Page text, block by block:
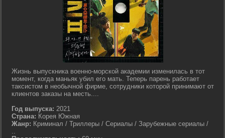
Жизнь выпускника военно-морской академии изменилась в тот
момент, когда маньяк убил его мать. Теперь парень работает
таксистом в необычной фирме, сотрудники которой принимают от
клиентов заказы на месть....
Год выпуска: 2021
Страна: Корея Южная
Жанр: Криминал / Триллеры / Сериалы / Зарубежные сериалы /
..